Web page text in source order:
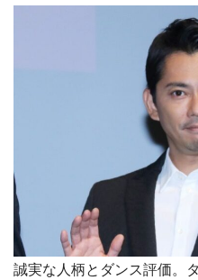
誠実な人柄とダンス評価。